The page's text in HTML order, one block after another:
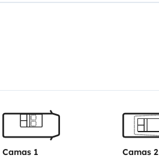
Camas 1
Camas 2